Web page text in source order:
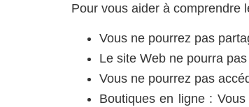
Pour vous aider à comprendre
Vous ne pourrez pas
Le site Web ne pourra
Vous ne pourrez pas
Boutiques en ligne :